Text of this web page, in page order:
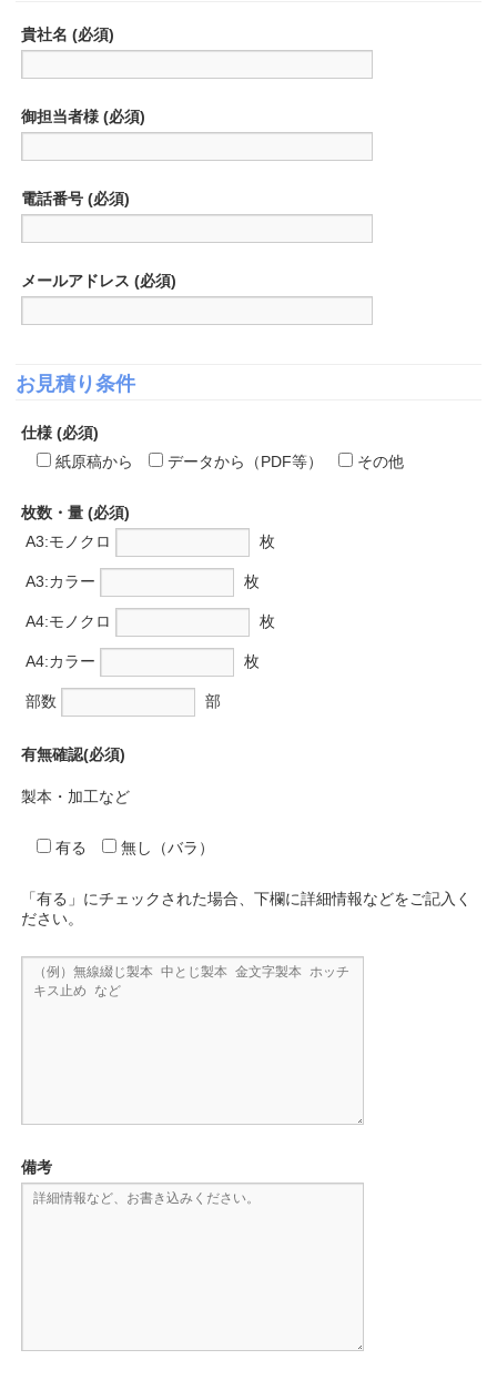
貴社名 (必須)
御担当者様 (必須)
電話番号 (必須)
メールアドレス (必須)
お見積り条件
仕様 (必須)
紙原稿から
データから（PDF等） その他
枚数・量 (必須)
A3:モノクロ
枚
A3:カラー 枚
A4:モノクロ 枚
A4:カラー 枚
部数 部
有無確認(必須)
製本・加工など
有る 無し（バラ）
「有る」にチェックされた場合、下欄に詳細情報などをご記入く
ださい。
備考